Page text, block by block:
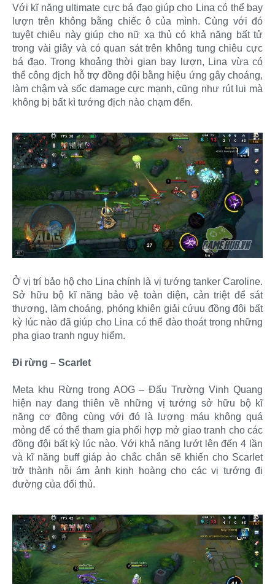
Với kĩ năng ultimate cực bá đạo giúp cho Lina có thể bay
lượn trên không bằng chiếc ô của mình. Cùng với đó
tuyệt chiêu này giúp cho nữ xạ thủ có khả năng bất tử
trong vài giây và có quan sát trên không tung chiêu cực
bá đạo. Trong khoảng thời gian bay lượn, Lina vừa có
thể công địch hỗ trợ đồng đội bằng hiệu ứng gây choáng,
làm chậm và sốc damage cực mạnh, cũng như rút lui mà
không bị bất kì tướng địch nào chạm đến.
Ở vị trí bảo hộ cho Lina chính là vị tướng tanker Caroline.
Sở hữu bộ kĩ năng bảo vệ toàn diện, cản triệt để sát
thương, làm choáng, phóng khiên giải cứuu đồng đội bất
kỳ lúc nào đã giúp cho Lina có thể đào thoát trong những
pha giao tranh nguy hiểm.
Đi rừng – Scarlet
Meta khu Rừng trong AOG – Đấu Trường Vinh Quang
hiện nay đang thiên về những vị tướng sở hữu bộ kĩ
năng cơ động cùng với đó là lượng máu không quá
mỏng để có thể tham gia phối hợp mở giao tranh cho các
đồng đội bất kỳ lúc nào. Với khả năng lướt lên đến 4 lần
và kĩ năng buff giáp ảo chắc chắn sẽ khiến cho Scarlet
trở thành nỗi ám ảnh kinh hoàng cho các vị tướng đi
đường của đối thủ.